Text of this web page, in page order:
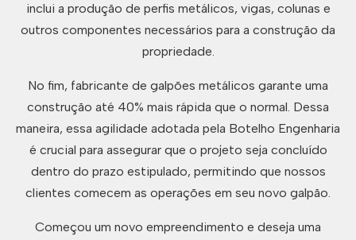
inclui a produção de perfis metálicos, vigas, colunas e
outros componentes necessários para a construção da
propriedade.
No fim, fabricante de galpões metálicos garante uma
construção até 40% mais rápida que o normal. Dessa
maneira, essa agilidade adotada pela Botelho Engenharia
é crucial para assegurar que o projeto seja concluído
dentro do prazo estipulado, permitindo que nossos
clientes comecem as operações em seu novo galpão.
Começou um novo empreendimento e deseja uma